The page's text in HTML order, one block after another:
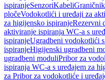
ispiranjeSenzoriKabeli
pločeVodokotlići i uređaji za
za higijensko ispiranjeRezervni
aktiviranje ispiranja WC-a s
ispiranjeUgradbeni vodokotlići
ispiranjeHigijenski ugradbeni
ugradbeni moduliPribor za
ispiranja WC-a s uređajem za
za Pribor za vodokotliće i